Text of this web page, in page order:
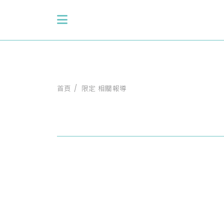
首頁 限定 相關報導